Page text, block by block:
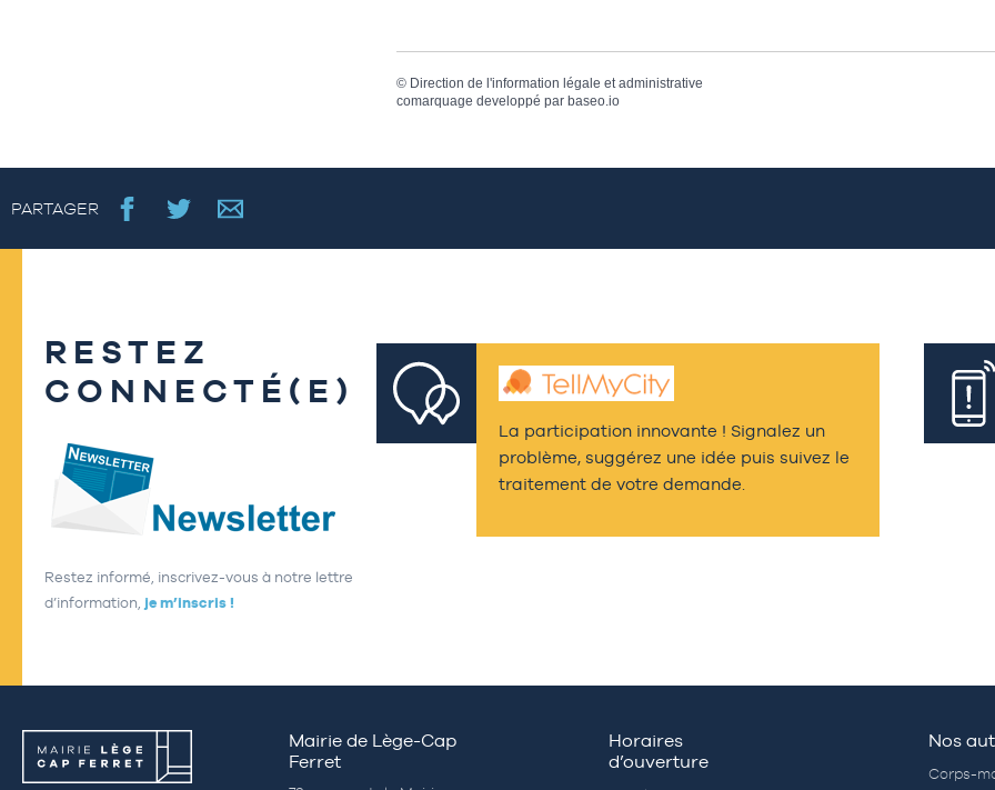
© Direction de l'information légale et administrative
comarquage developpé par baseo.io
PARTAGER
RESTEZ
CONNECTÉ(E)
Restez informé, inscrivez-vous à notre lettre
d’information, je m’inscris !
La participation innovante ! Signalez un
problème, suggérez une idée puis suivez le
traitement de votre demande.
Mairie de Lège-Cap
Ferret
Horaires
d’ouverture
Nos
Corps-